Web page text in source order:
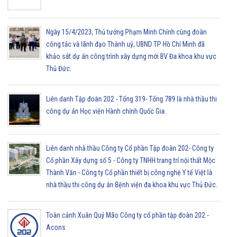
Ngày 15/4/2023, Thủ tướng Phạm Minh Chính cùng đoàn
công tác và lãnh đạo Thành uỷ, UBND TP Hồ Chí Minh đã
khảo sát dự án công trình xây dựng mới BV Đa khoa khu vực
Thủ Đức.
Liên danh Tập đoàn 202 - Tổng 319- Tổng 789 là nhà thầu thi
công dự án Học viện Hành chính Quốc Gia.
Liên danh nhà thầu Công ty Cổ phần Tập đoàn 202- Công ty
Cổ phần Xây dựng số 5 - Công ty TNHH trang trí nội thất Mộc
Thành Văn - Công ty Cổ phần thiết bị công nghệ Y tế Việt là
nhà thầu thi công dự án Bệnh viện đa khoa khu vực Thủ Đức.
Toàn cảnh Xuân Quý Mão Công ty cổ phần tập đoàn 202 -
Acons